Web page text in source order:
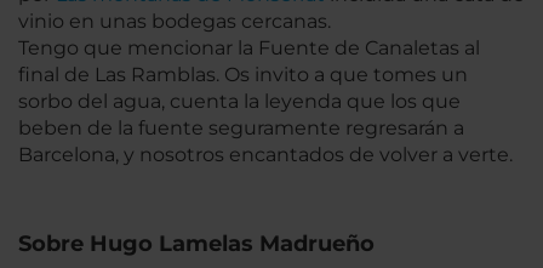
vinio en unas bodegas cercanas.
Tengo que mencionar la Fuente de Canaletas al
final de Las Ramblas. Os invito a que tomes un
sorbo del agua, cuenta la leyenda que los que
beben de la fuente seguramente regresarán a
Barcelona, y nosotros encantados de volver a verte.
Sobre Hugo Lamelas Madrueño